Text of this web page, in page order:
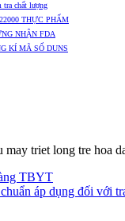
tra chất lượng
THỰC PHẨM
NHẬN FDA
KÍ MÃ SỐ DUNS
TBYT
áp dụng đối với